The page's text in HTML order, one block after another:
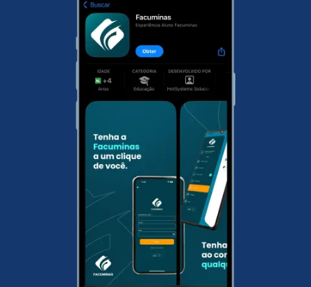
uma relação de todos as disciplinas estudadas
durante a especialização. No segundo módulo, são
disponibilizados conteúdos específicos do curso
escolhido. Onde o estudante terá uma didática
mais direta em sua área de atuação. Já no
Trabalho de Conclusão do Curso, que aqui na
Facuminas é opcional para a maioria dos cursos, o
estudante pode desenvolver um artigo científico
com uma temática livre. Com o TCC você
potencializa as chances nos concursos públicos.